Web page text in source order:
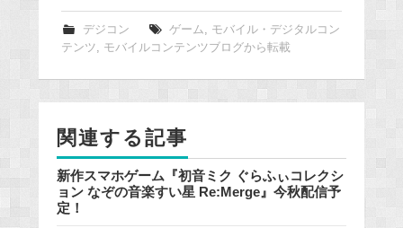
e
b
o
o
デジコン ゲーム, モバイル・デジタルコン
テンツ, モバイルコンテンツブログから転載
関連する記事
新作スマホゲーム『初音ミク ぐらふぃコレクシ
ョン なぞの音楽すい星 Re:Merge』今秋配信予
定！